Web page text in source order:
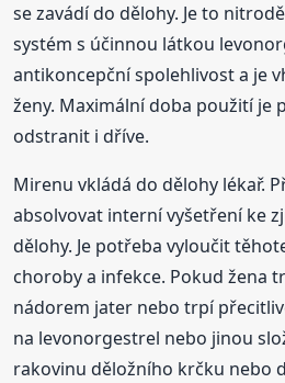
se zavádí do dělohy. Je to
systém s účinnou látkou
antikoncepční spolehlivost a je
ženy. Maximální doba použití je
odstranit i dříve.
Mirenu vkládá do dělohy lékař.
absolvovat interní vyšetření ke
dělohy. Je potřeba vyloučit
choroby a infekce. Pokud žena
nádorem jater nebo trpí
na levonorgestrel nebo jinou
rakovinu děložního krčku nebo